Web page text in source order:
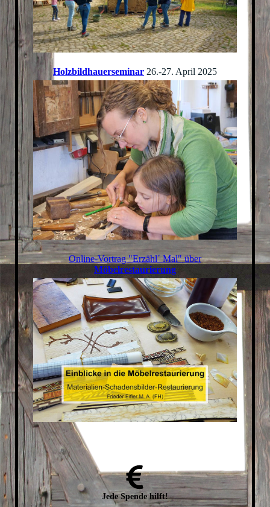
Holzbildhauerseminar 26.-27. April 2025
Online-Vortrag "Erzähl´ Mal" über
Möbelrestaurierung
JedeSpendehilft!